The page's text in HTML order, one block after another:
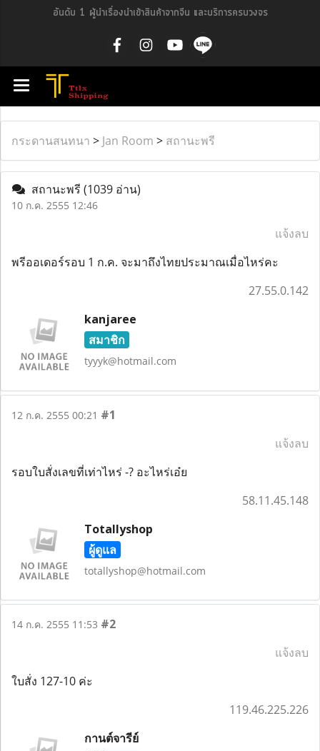
อันดับ 1 ผู้นำเรื่องนำเข้าสินค้าจากจีน และบริการครบวงจร
กระดานสนทนา > Jan Room > สถานะพรี
สถานะพรี (1039 อ่าน)
10 ก.ค. 2555 12:46
แจ้งลบ
พรีออเดอร์รอบ 1 ก.ค. จะมาถึงไทยประมาณเมื่อไหร่คะ
27.55.0.142
kanjaree
สมาชิก
tyyyk@hotmail.com
12 ก.ค. 2555 00:21 #1
แจ้งลบ
รอบใบสั่งเลขที่เท่าไหร่ -? อะไหร่เอ๋ย
58.11.45.148
Totallyshop
ผู้ดูแล
totallyshop@hotmail.com
14 ก.ค. 2555 11:53 #2
แจ้งลบ
ใบสั่ง 127-10 ค่ะ
119.46.225.226
กานต์จารีย์